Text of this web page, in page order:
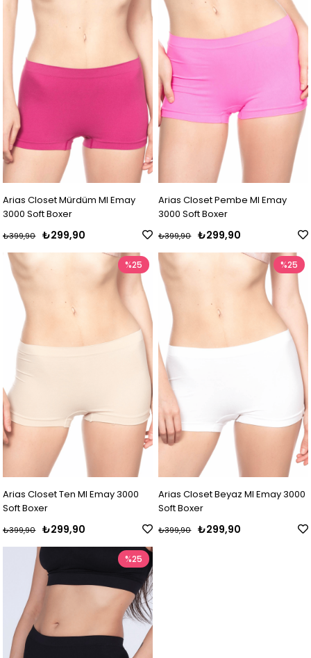
Arias Closet Mürdüm MI Emay
3000 Soft Boxer
₺299,90
₺399,90
Arias Closet Pembe MI Emay
3000 Soft Boxer
₺299,90
₺399,90
Arias Closet Ten MI Emay 3000
Soft Boxer
₺299,90
₺399,90
%25
Arias Closet Beyaz MI Emay 3000
Soft Boxer
₺299,90
₺399,90
%25
%25